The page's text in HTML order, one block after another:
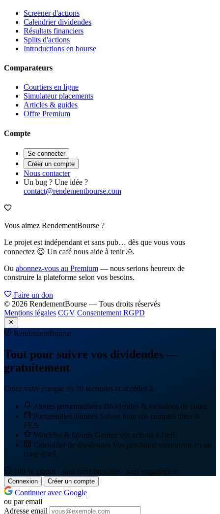
Screener d'actions
Calendrier dividendes
Résultats financiers
Splits d'actions
Introductions en bourse
Comparateurs
Courtiers en ligne
Simulateur placements
Articles & guides
Offre Premium
Compte
Se connecter
Créer un compte
Nous contacter
Un bug ? Une idée ?
contact@rendementbourse.com
Vous aimez RendementBourse ?
Le projet est indépendant et sans pub… dès que vous vous
connectez 😉 Un café nous aide à tenir 🙏
Ou abonnez-vous au Premium — nous serions heureux de
construire la plateforme selon vos besoins.
Faire un don
© 2026 RendementBourse — Tous droits réservés
Mentions légales CGV Consentement RGPD
RendementBourse
Tout pour suivre vos dividendes —
gratuitement
Créez votre compte en 30 secondes et accédez à :
Alertes personnalisées Dividendes & variations de cours
Portefeuilles illimités Suivez tous vos comptes titres &
PEA
Watchlist & favoris Gardez vos actions à l'œil
Calendrier de dividendes Vos prochains versements en un
coup d'œil
100 % gratuit · sans carte bancaire · sans engagement
Connexion Créer un compte
Continuer avec Google
ou par email
Adresse email